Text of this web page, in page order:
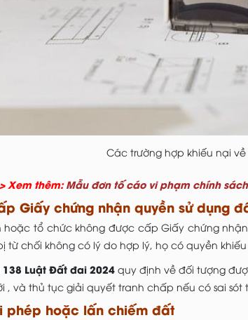
Các trường hợp khiếu nại
Xem thêm: Mẫu đơn tố cáo vi phạm chính
Giấy chứng nhận quyền sử dụng
hoặc tổ chức không được cấp Giấy chứng
từ chối không có lý do hợp lý, họ có quyền
Luật Đất đai 2024 quy định về đối tượng
, và thủ tục giải quyết tranh chấp nếu có sai
phép hoặc lấn chiếm đất